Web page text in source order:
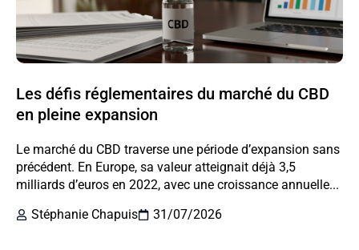
Les défis réglementaires du marché du CBD
en pleine expansion
Le marché du CBD traverse une période d’expansion sans
précédent. En Europe, sa valeur atteignait déjà 3,5
milliards d’euros en 2022, avec une croissance annuelle...
Stéphanie Chapuis
31/07/2026